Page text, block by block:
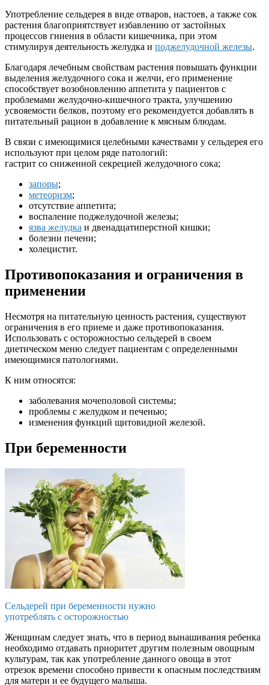
Употребление сельдерея в виде отваров, настоев, а также сок
растения благоприятствует избавлению от застойных
процессов гниения в области кишечника, при этом
стимулируя деятельность желудка и поджелудочной железы.
Благодаря лечебным свойствам растения повышать функции
выделения желудочного сока и желчи, его применение
способствует возобновлению аппетита у пациентов с
проблемами желудочно-кишечного тракта, улучшению
усвояемости белков, поэтому его рекомендуется добавлять в
питательный рацион в добавление к мясным блюдам.
В связи с имеющимися целебными качествами у сельдерея его
используют при целом ряде патологий:
гастрит со сниженной секрецией желудочного сока;
запоры;
метеоризм;
отсутствие аппетита;
воспаление поджелудочной железы;
язва желудка и двенадцатиперстной кишки;
болезни печени;
холецистит.
Противопоказания и ограничения в
применении
Несмотря на питательную ценность растения, существуют
ограничения в его приеме и даже противопоказания.
Использовать с осторожностью сельдерей в своем
диетическом меню следует пациентам с определенными
имеющимися патологиями.
К ним относятся:
заболевания мочеполовой системы;
проблемы с желудком и печенью;
изменения функций щитовидной железой.
При беременности
Сельдерей при беременности нужно
употреблять с осторожностью
Женщинам следует знать, что в период вынашивания ребенка
необходимо отдавать приоритет другим полезным овощным
культурам, так как употребление данного овоща в этот
отрезок времени способно привести к опасным последствиям
для матери и ее будущего малыша.